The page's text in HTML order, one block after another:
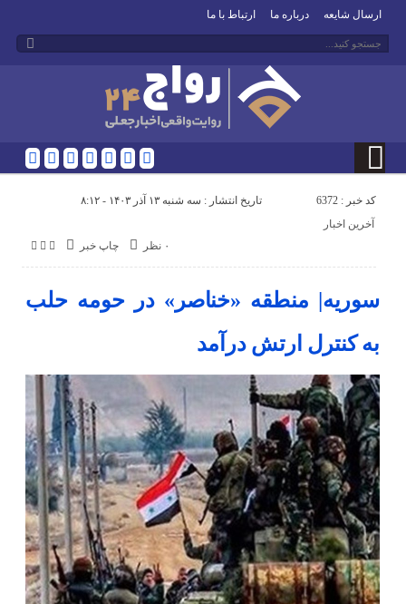
ارسال شایعه درباره ما ارتباط با ما
کد خبر : 6372 تاریخ انتشار : سه شنبه ۱۳ آذر ۱۴۰۳ - ۸:۱۲
چاپ خبر ۰ نظر
آخرین اخبار
سوریه| منطقه «خناصر» در حومه حلب
به کنترل ارتش درآمد